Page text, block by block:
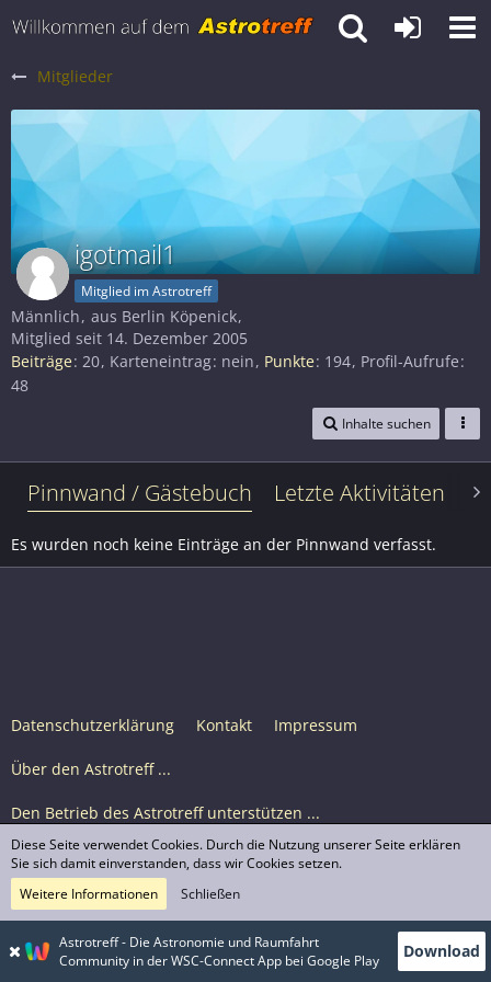
Mitglieder
igotmail1
Mitglied im Astrotreff
Männlich aus Berlin Köpenick
Mitglied seit 14. Dezember 2005
Beiträge 20 Karteneintrag nein Punkte 194 Profil-Aufrufe
48
Inhalte suchen
Pinnwand / Gästebuch Letzte Aktivitäten
Es wurden noch keine Einträge an der Pinnwand verfasst.
Datenschutzerklärung Kontakt Impressum
Über den Astrotreff ...
Den Betrieb des Astrotreff unterstützen ...
Nutzungsbedingungen
© Astrotreff 2001-2026, lizenziert unter CC BY-SA,
sofern für einzelne Inhalte nicht anders angegeben
Astrotreff - Die Astronomie und Raumfahrt
Community in der WSC-Connect App bei Google Play
Download
Diese Seite verwendet Cookies. Durch die Nutzung unserer Seite erklären
Sie sich damit einverstanden, dass wir Cookies setzen.
Weitere Informationen
Schließen